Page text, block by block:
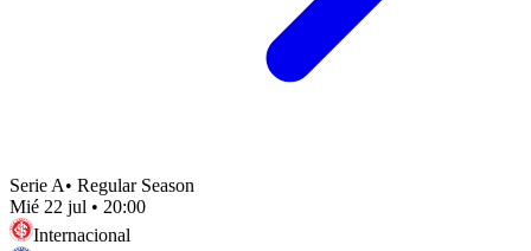
Serie A• Regular Season
Mié 22 jul • 20:00
Internacional